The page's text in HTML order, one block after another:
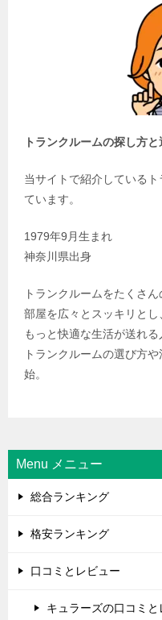
トランクルームの探し方
当サイトで紹介している
ています。
1979年9月生まれ
神奈川県出身
トランクルームをたくさ
部屋を広々とスッキリとし
もっと快適な生活が送れる
トランクルームの選び方
始。
Menu メニュー
総合ランキング
格安ランキング
口コミとレビュー
キュラーズの口コミと